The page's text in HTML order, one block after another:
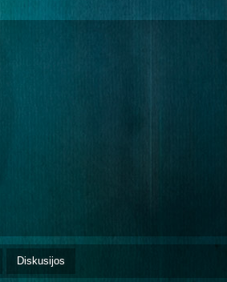
Diskusijos